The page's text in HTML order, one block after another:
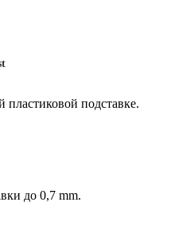
пластиковой подставке.
до 0,7 mm.